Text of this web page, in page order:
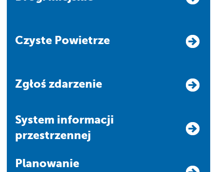
Czyste Powietrze
Zgłoś zdarzenie
system informacji
przestrzennej
Planowanie